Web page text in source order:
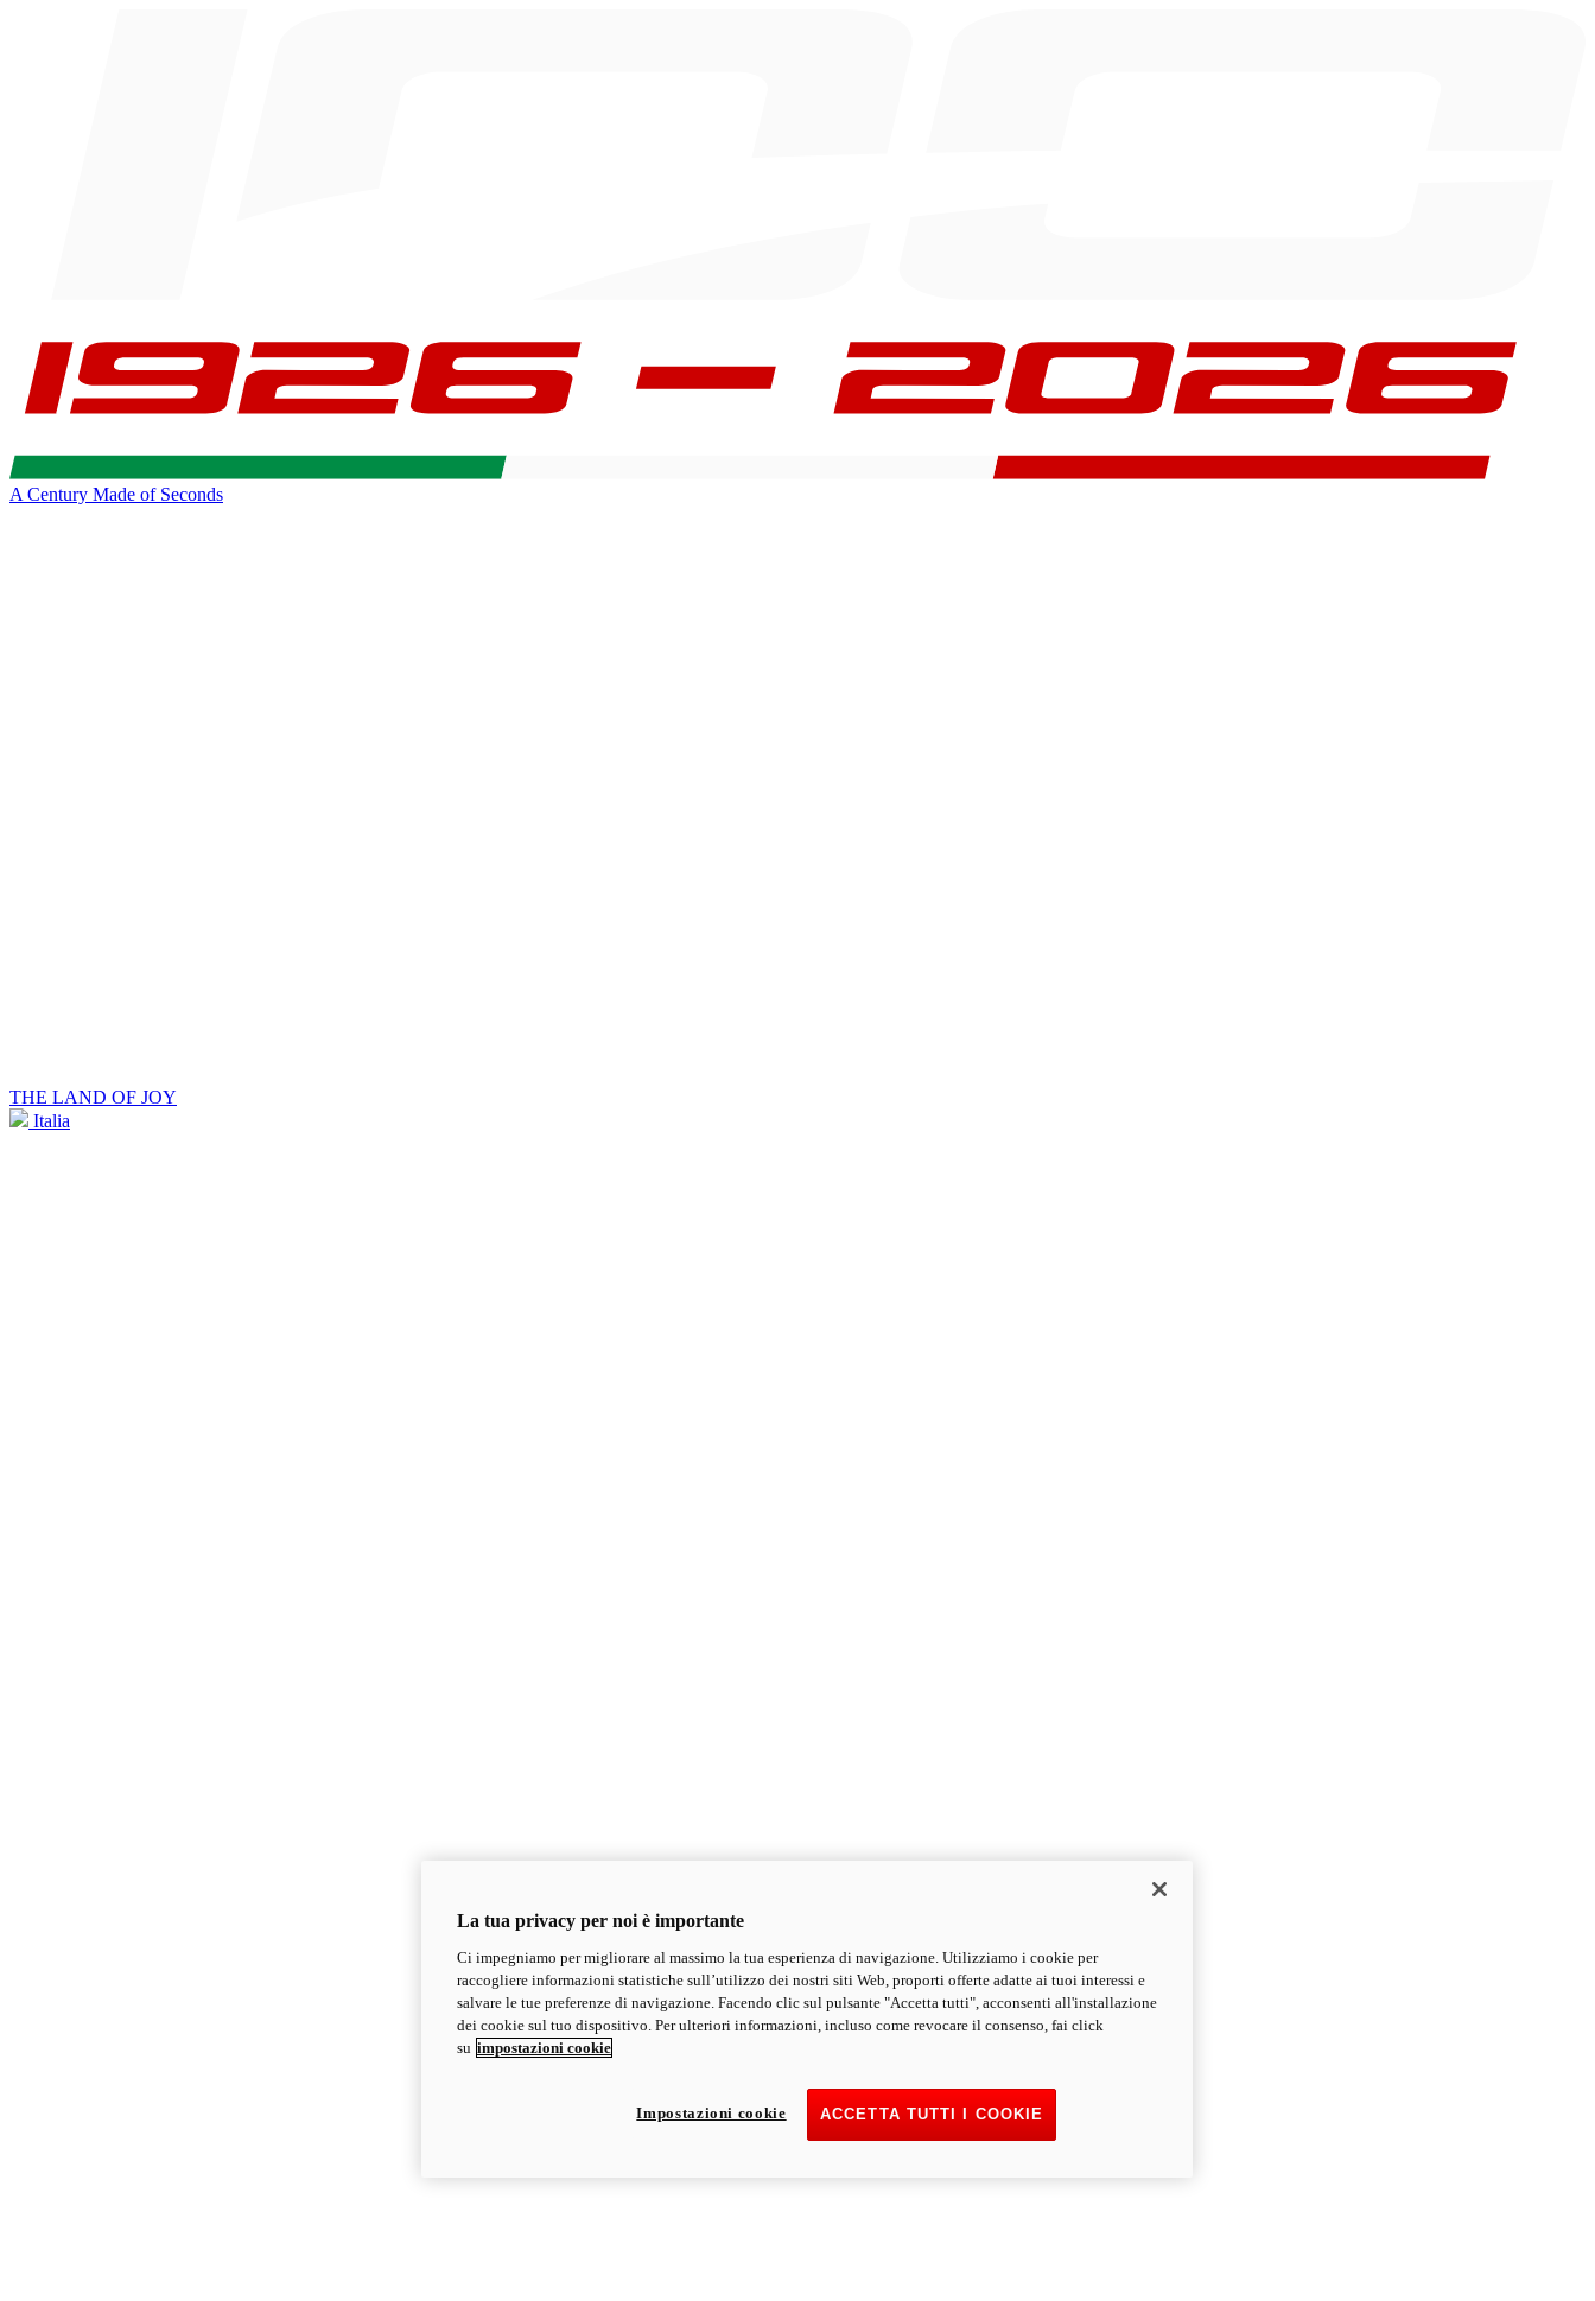
A Century Made of Seconds
THE LAND OF JOY
Italia
La tua privacy per noi è importante
Ci impegniamo per migliorare al massimo la tua esperienza di navigazione. Utilizziamo i cookie per
raccogliere informazioni statistiche sull’utilizzo dei nostri siti Web, proporti offerte adatte ai tuoi interessi e
salvare le tue preferenze di navigazione. Facendo clic sul pulsante "Accetta tutti", acconsenti all'installazione
dei cookie sul tuo dispositivo. Per ulteriori informazioni, incluso come revocare il consenso, fai click
su impostazioni cookie
ACCETTA TUTTI I COOKIE
Impostazioni cookie